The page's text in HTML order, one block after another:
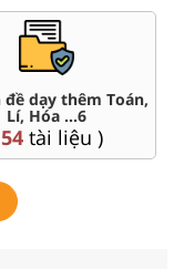
6
)
Trắc